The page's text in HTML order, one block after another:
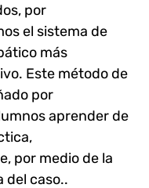
por
el sistema de
más
Este método de
por
aprender de
por medio de la
del caso..